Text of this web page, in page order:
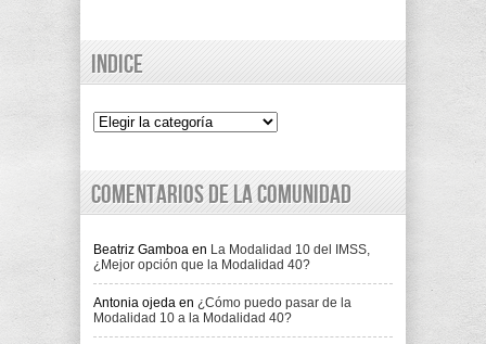
Indice
Indice
Comentarios de la comunidad
Beatriz Gamboa en La Modalidad 10 del IMSS,
¿Mejor opción que la Modalidad 40?
Antonia ojeda en ¿Cómo puedo pasar de la
Modalidad 10 a la Modalidad 40?